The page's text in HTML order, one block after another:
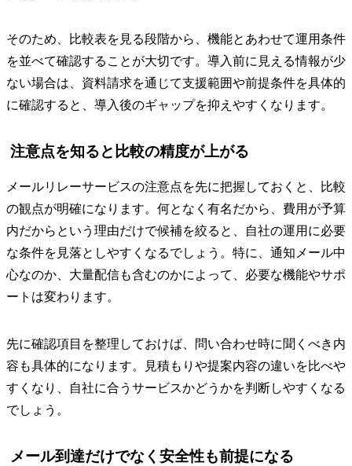
そのため、比較表を見る段階から、機能とあわせて運用条件
を並べて確認することが大切です。導入前に見える情報が少
ない場合は、資料請求を通じて支援範囲や前提条件を具体的
に確認すると、導入後のギャップを抑えやすくなります。
注意点を知ると比較の精度が上がる
メールリレーサービスの注意点を先に把握しておくと、比較
の観点が明確になります。何となく有名だから、費用が予算
内だからという理由だけで候補を絞ると、自社の運用に必要
な条件を見落としやすくなるでしょう。特に、通知メール中
心なのか、大量配信も含むのかによって、必要な機能やサポ
ートは変わります。
先に確認項目を整理しておけば、問い合わせ時に聞くべき内
容も具体的になります。見積もりや提案内容の違いを比べや
すくなり、自社に合うサービスかどうかを判断しやすくなる
でしょう。
メール到達だけでなく安全性も前提になる